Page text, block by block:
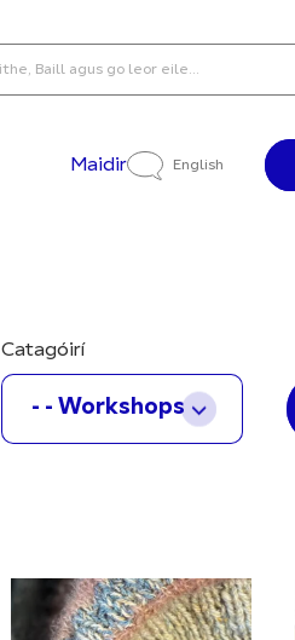
Maidir English
Catagóirí
- - Workshops